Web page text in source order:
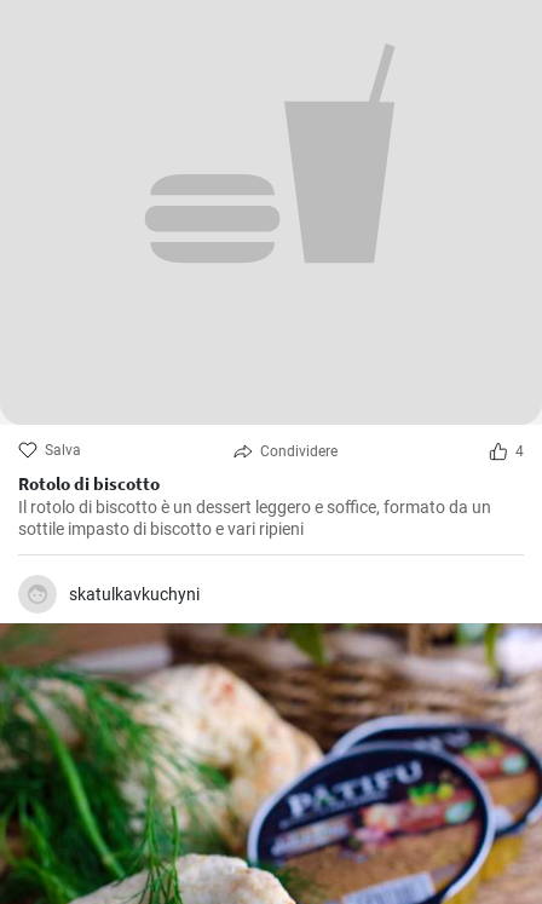
Salva Condividere 4
Rotolo di biscotto
Il rotolo di biscotto è un dessert leggero e soffice, formato da un
sottile impasto di biscotto e vari ripieni
skatulkavkuchyni